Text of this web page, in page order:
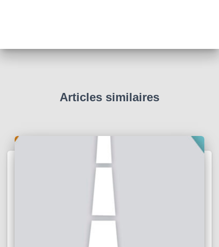
Articles similaires